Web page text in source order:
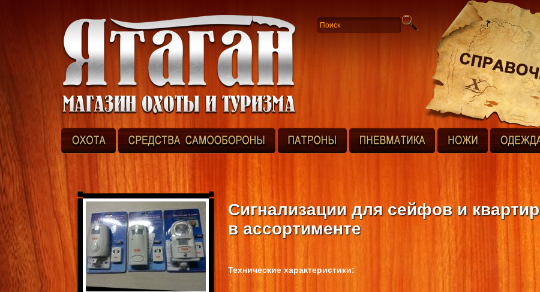
Сигнализации для сейфов и квартир
в ассортименте
Технические характеристики: